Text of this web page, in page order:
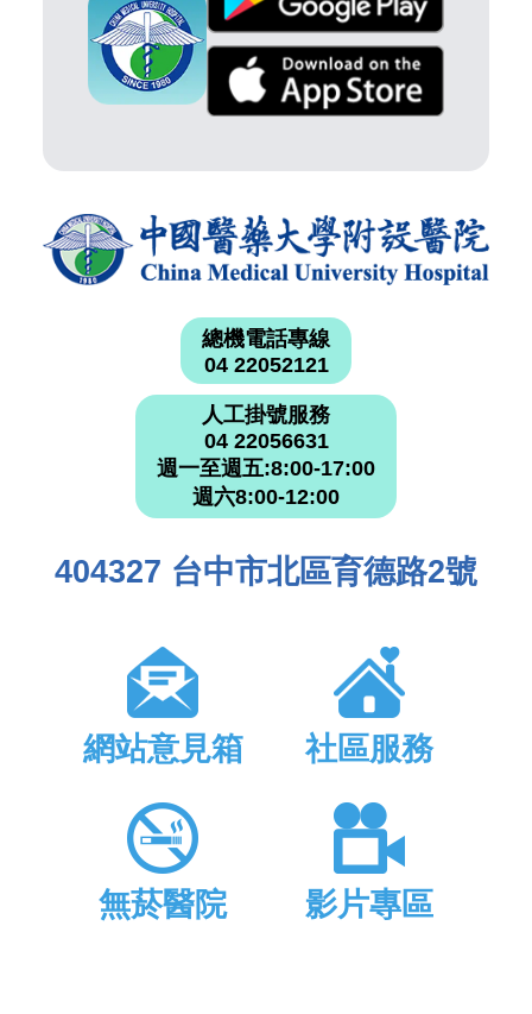
總機電話專線
04 22052121
人工掛號服務
04 22056631
週一至週五:8:00-17:00
週六8:00-12:00
404327 台中市北區育德路2號
網站意見箱 社區服務
無菸醫院 影片專區